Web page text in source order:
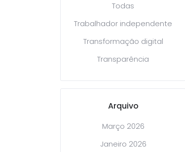
Todas
Trabalhador independente
Transformação digital
Transparência
Arquivo
Março 2026
Janeiro 2026